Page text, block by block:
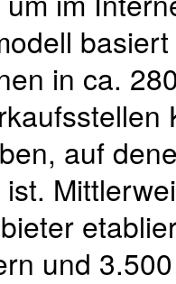
in ca.
auf
und